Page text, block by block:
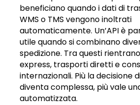
beneficiano quando i dati di
WMS o TMS vengono inoltrati
automaticamente. Un’API è
utile quando si combinano
spedizione. Tra questi
express, trasporti diretti e
internazionali. Più la decisione
diventa complessa, più vale
automatizzata.